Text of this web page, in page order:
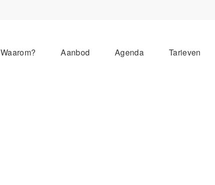
Waarom? Aanbod Agenda Tarieven